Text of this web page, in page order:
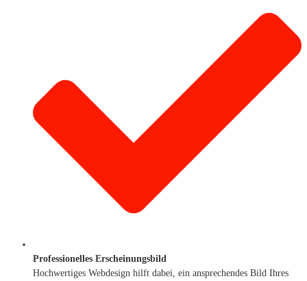
Professionelles Erscheinungsbild
Hochwertiges Webdesign hilft dabei, ein ansprechendes Bild Ihres